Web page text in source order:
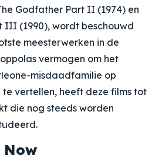
Godfather Part II (1974) en
III (1990), wordt beschouwd
meesterwerken in de
vermogen om het
misdaadfamilie op
te vertellen, heeft deze films tot
die nog steeds worden
Now